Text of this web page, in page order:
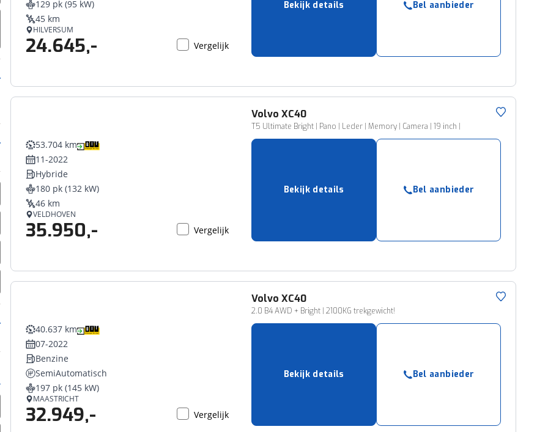
We tonen je graag relevante advertenties en gebruiken daarvoor
op en buiten onze website volgt – uiteraard op anonieme basis. Meer
en privacyverklaring
. Als je weigert, plaatsen we alleen functionele
cookies. Je voorkeuren kun je later altijd aanpassen via de
129 pk (95 kW)
45 km
HILVERSUM
24.645,- Vergelijk
Bekijk details Bel aanbieder
Volvo XC40
T5 Ultimate Bright | Pano | Leder | Memory | Camera | 19 inch |
53.704 km
11-2022
Hybride
180 pk (132 kW)
46 km
VELDHOVEN
35.950,- Vergelijk
Bekijk details Bel aanbieder
Volvo XC40
2.0 B4 AWD + Bright | 2100KG trekgewicht!
40.637 km
07-2022
Benzine
SemiAutomatisch
197 pk (145 kW)
MAASTRICHT
32.949,- Vergelijk
Bekijk details Bel aanbieder